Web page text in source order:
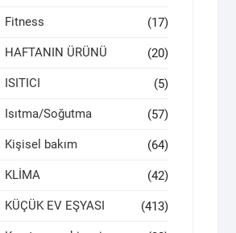
Fitness (17)
HAFTANIN ÜRÜNÜ (20)
ISITICI (5)
Isıtma/Soğutma (57)
Kişisel bakım (64)
KLİMA (42)
KÜÇÜK EV EŞYASI (413)